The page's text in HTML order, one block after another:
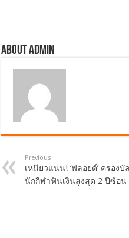
About admin
Previous
เหนียวแน่น! ‘ฟลอยด์’ ครองบั
นักกีฬาฟันเงินสูงสุด 2 ปีซ้อน